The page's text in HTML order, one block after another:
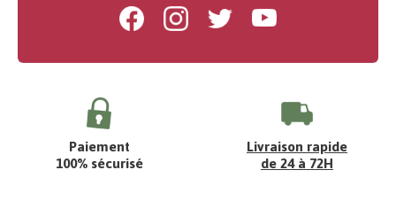
FacebookInstagramTwitter Youtube
Paiement
100% sécurisé
Livraison rapide
de 24 à 72H